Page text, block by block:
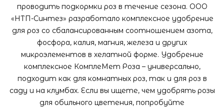
проводить подкормки роз в течение сезона. ООО
«НТП-Синтез» разработало комплексное удобрение
для роз со сбалансированным соотношением азота,
фосфора, калия, магния, железа и других
микроэлементов в хелатной форме. Удобрение
комплексное КомплеМет Роза – универсально,
подходит как для комнатных роз, так и для роз в
саду и на клумбах. Если вы ищете, чем удобрять розы
для обильного цветения, попробуйте